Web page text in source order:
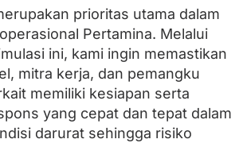
prioritas utama dalam
Pertamina. Melalui
ini, kami ingin memastikan
mitra kerja, dan pemangku
memiliki kesiapan serta
yang cepat dan tepat dalam
darurat sehingga risiko